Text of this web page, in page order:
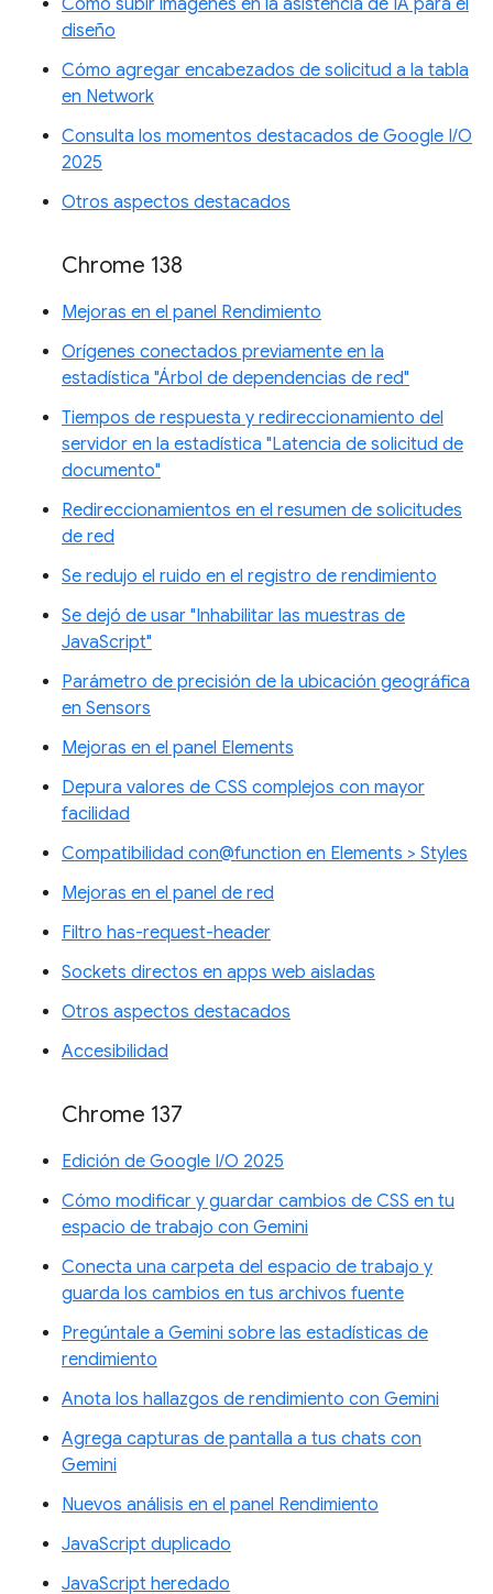
Cómo subir imágenes en la asistencia de IA para el
diseño
Cómo agregar encabezados de solicitud a la tabla
en Network
Consulta los momentos destacados de Google I/O
2025
Otros aspectos destacados
Chrome 138
Mejoras en el panel Rendimiento
Orígenes conectados previamente en la
estadística "Árbol de dependencias de red"
Tiempos de respuesta y redireccionamiento del
servidor en la estadística "Latencia de solicitud de
documento"
Redireccionamientos en el resumen de solicitudes
de red
Se redujo el ruido en el registro de rendimiento
Se dejó de usar "Inhabilitar las muestras de
JavaScript"
Parámetro de precisión de la ubicación geográfica
en Sensors
Mejoras en el panel Elements
Depura valores de CSS complejos con mayor
facilidad
Compatibilidad con@function en Elements > Styles
Mejoras en el panel de red
Filtro has-request-header
Sockets directos en apps web aisladas
Otros aspectos destacados
Accesibilidad
Chrome 137
Edición de Google I/O 2025
Cómo modificar y guardar cambios de CSS en tu
espacio de trabajo con Gemini
Conecta una carpeta del espacio de trabajo y
guarda los cambios en tus archivos fuente
Pregúntale a Gemini sobre las estadísticas de
rendimiento
Anota los hallazgos de rendimiento con Gemini
Agrega capturas de pantalla a tus chats con
Gemini
Nuevos análisis en el panel Rendimiento
JavaScript duplicado
JavaScript heredado